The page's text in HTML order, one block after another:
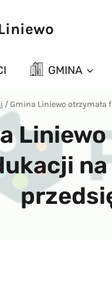
GMINA
/Gmina Liniewo otrzymała